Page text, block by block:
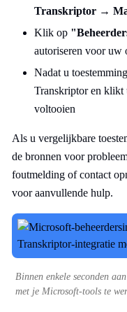
Transkriptor →
Klik op
autoriseren voor uw
Nadat u
Transkriptor en klikt
voltooien
Als u vergelijkbare
de bronnen voor
foutmelding of contact
voor aanvullende hulp.
Binnen enkele seconden
met je Microsoft-tools te